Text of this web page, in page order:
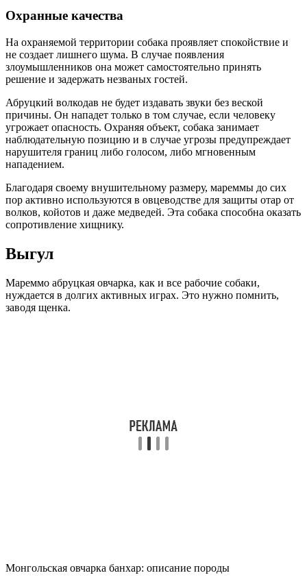
Охранные качества
На охраняемой территории собака проявляет спокойствие и
не создает лишнего шума. В случае появления
злоумышленников она может самостоятельно принять
решение и задержать незваных гостей.
Абруцкий волкодав не будет издавать звуки без веской
причины. Он нападет только в том случае, если человеку
угрожает опасность. Охраняя объект, собака занимает
наблюдательную позицию и в случае угрозы предупреждает
нарушителя границ либо голосом, либо мгновенным
нападением.
Благодаря своему внушительному размеру, мареммы до сих
пор активно используются в овцеводстве для защиты отар от
волков, койотов и даже медведей. Эта собака способна оказать
сопротивление хищнику.
Выгул
Мареммо абруцкая овчарка, как и все рабочие собаки,
нуждается в долгих активных играх. Это нужно помнить,
заводя щенка.
Монгольская овчарка банхар: описание породы